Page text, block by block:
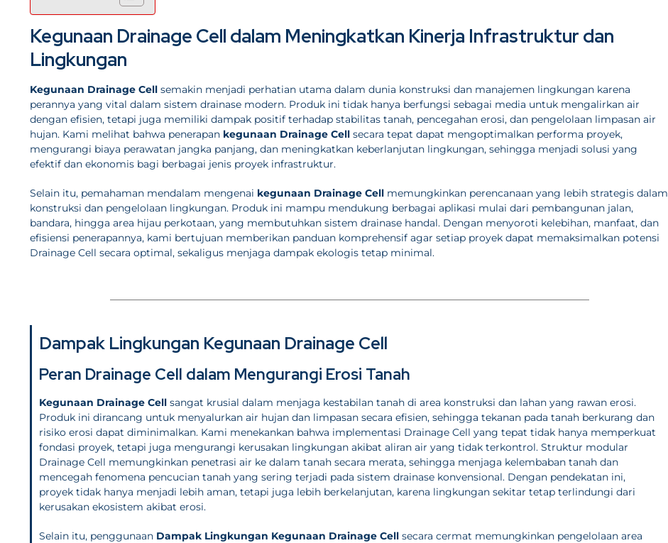
Kegunaan Drainage Cell dalam Meningkatkan Kinerja Infrastruktur dan
Lingkungan
Kegunaan Drainage Cell semakin menjadi perhatian utama dalam dunia konstruksi dan manajemen lingkungan karena
perannya yang vital dalam sistem drainase modern. Produk ini tidak hanya berfungsi sebagai media untuk mengalirkan air
dengan efisien, tetapi juga memiliki dampak positif terhadap stabilitas tanah, pencegahan erosi, dan pengelolaan limpasan air
hujan. Kami melihat bahwa penerapan kegunaan Drainage Cell secara tepat dapat mengoptimalkan performa proyek,
mengurangi biaya perawatan jangka panjang, dan meningkatkan keberlanjutan lingkungan, sehingga menjadi solusi yang
efektif dan ekonomis bagi berbagai jenis proyek infrastruktur.
Selain itu, pemahaman mendalam mengenai kegunaan Drainage Cell memungkinkan perencanaan yang lebih strategis dalam
konstruksi dan pengelolaan lingkungan. Produk ini mampu mendukung berbagai aplikasi mulai dari pembangunan jalan,
bandara, hingga area hijau perkotaan, yang membutuhkan sistem drainase handal. Dengan menyoroti kelebihan, manfaat, dan
efisiensi penerapannya, kami bertujuan memberikan panduan komprehensif agar setiap proyek dapat memaksimalkan potensi
Drainage Cell secara optimal, sekaligus menjaga dampak ekologis tetap minimal.
Dampak Lingkungan Kegunaan Drainage Cell
Peran Drainage Cell dalam Mengurangi Erosi Tanah
Kegunaan Drainage Cell sangat krusial dalam menjaga kestabilan tanah di area konstruksi dan lahan yang rawan erosi.
Produk ini dirancang untuk menyalurkan air hujan dan limpasan secara efisien, sehingga tekanan pada tanah berkurang dan
risiko erosi dapat diminimalkan. Kami menekankan bahwa implementasi Drainage Cell yang tepat tidak hanya memperkuat
fondasi proyek, tetapi juga mengurangi kerusakan lingkungan akibat aliran air yang tidak terkontrol. Struktur modular
Drainage Cell memungkinkan penetrasi air ke dalam tanah secara merata, sehingga menjaga kelembaban tanah dan
mencegah fenomena pencucian tanah yang sering terjadi pada sistem drainase konvensional. Dengan pendekatan ini,
proyek tidak hanya menjadi lebih aman, tetapi juga lebih berkelanjutan, karena lingkungan sekitar tetap terlindungi dari
kerusakan ekosistem akibat erosi.
Selain itu, penggunaan Dampak Lingkungan Kegunaan Drainage Cell secara cermat memungkinkan pengelolaan area